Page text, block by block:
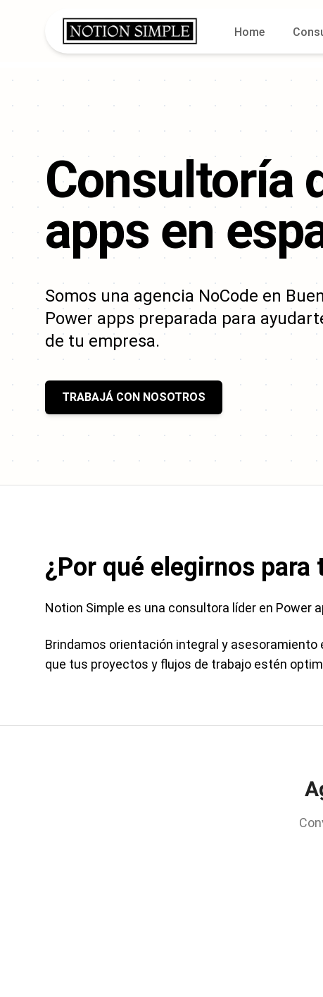
Home
Consultoría
apps en
Somos una agencia NoCode en
Power apps preparada para
de tu empresa.
TRABAJÁ CON NOSOTROS
¿Por qué elegirnos
Notion Simple es una consultora líder en Power
Brindamos orientación integral y
que tus proyectos y flujos de trabajo estén